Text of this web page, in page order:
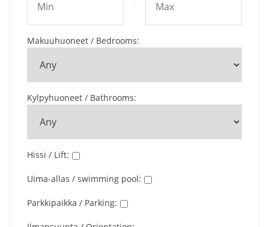
-
Makuuhuoneet / Bedrooms:
Kylpyhuoneet / Bathrooms:
Hissi / Lift:
Uima-allas / swimming pool:
Parkkipaikka / Parking: